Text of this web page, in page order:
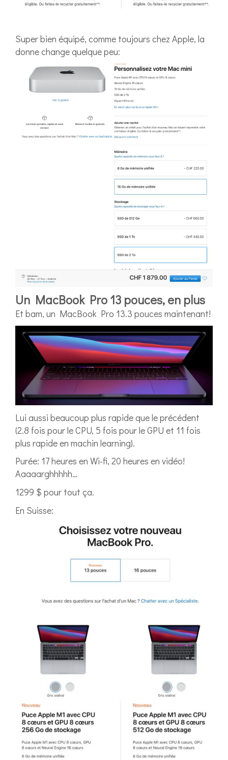
Super bien équipé, comme toujours chez Apple, la
donne change quelque peu:
Un MacBook Pro 13 pouces, en plus
Et bam, un MacBook Pro 13.3 pouces maintenant!
Lui aussi beaucoup plus rapide que le précédent
(2.8 fois pour le CPU, 5 fois pour le GPU et 11 fois
plus rapide en machin learning).
Purée: 17 heures en Wi-fi, 20 heures en vidéo!
Aaaaarghhhhh…
1299 $ pour tout ça.
En Suisse: